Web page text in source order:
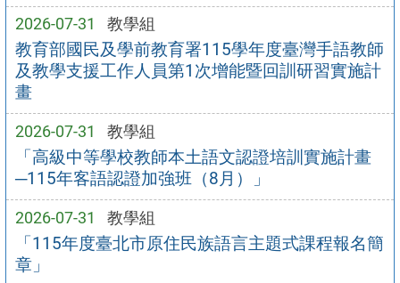
2026-07-31 教學組
教育部國民及學前教育署115學年度臺灣手語教師
及教學支援工作人員第1次增能暨回訓研習實施計
畫
2026-07-31 教學組
「高級中等學校教師本土語文認證培訓實施計畫
─115年客語認證加強班（8月）」
2026-07-31 教學組
「115年度臺北市原住民族語言主題式課程報名簡
章」